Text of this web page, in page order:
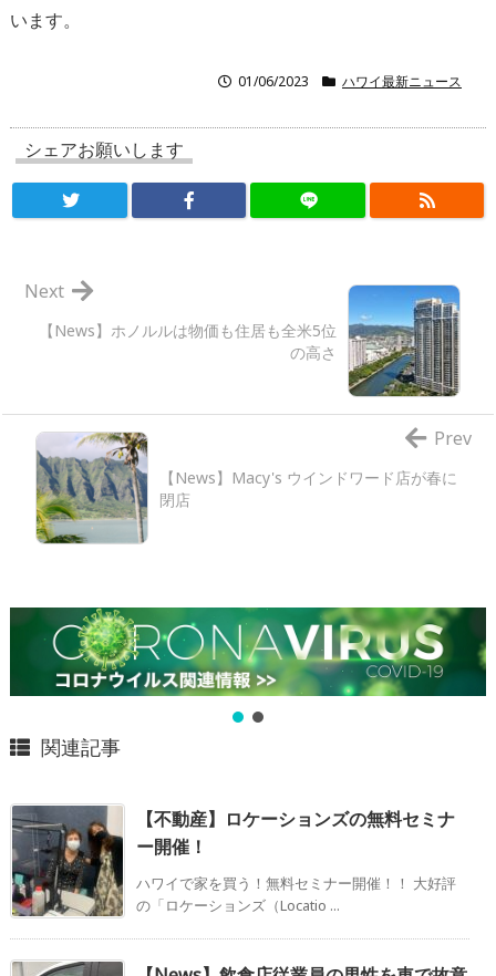
います。
01/06/2023 ハワイ最新ニュース
シェアお願いします
【News】ホノルルは物価も住居も全米5位
の高さ
Next
【News】Macy's ウインドワード店が春に
閉店
Prev
関連記事
【不動産】ロケーションズの無料セミナ
ー開催！
ハワイで家を買う！無料セミナー開催！！ 大好評
の「ロケーションズ（Locatio ...